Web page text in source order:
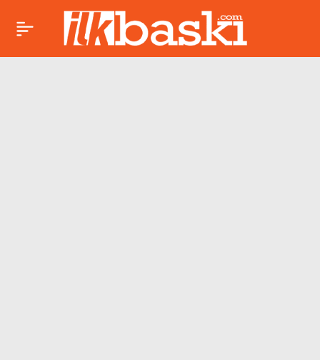
İstanbul Büyükşehir
Belediyesi’nden